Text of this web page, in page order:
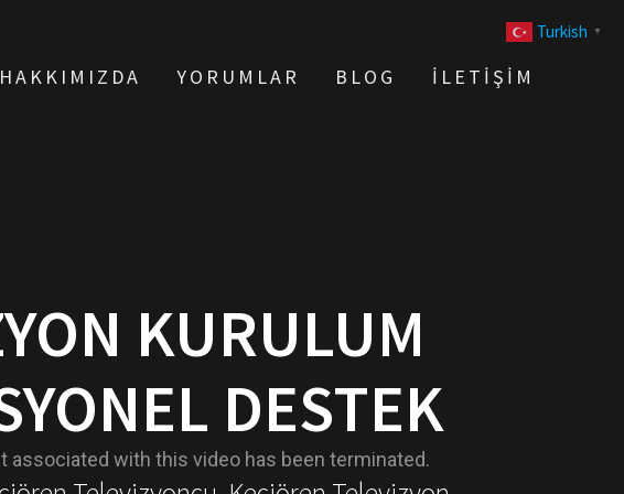
HAKKIMIZDA YORUMLAR BLOG İLETIŞIM
KURULUM
DESTEK
Turkish ▼